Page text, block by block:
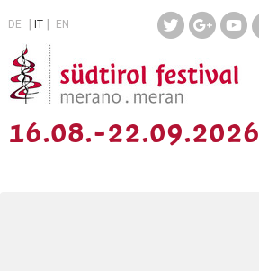
DE IT EN
16.08.-22.09.2026